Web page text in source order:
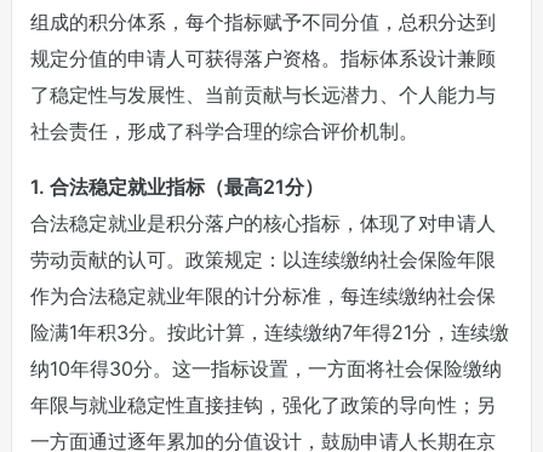
组成的积分体系，每个指标赋予不同分值，总积分达到
规定分值的申请人可获得落户资格。指标体系设计兼顾
了稳定性与发展性、当前贡献与长远潜力、个人能力与
社会责任，形成了科学合理的综合评价机制。
1. 合法稳定就业指标（最高21分）
合法稳定就业是积分落户的核心指标，体现了对申请人
劳动贡献的认可。政策规定：以连续缴纳社会保险年限
作为合法稳定就业年限的计分标准，每连续缴纳社会保
险满1年积3分。按此计算，连续缴纳7年得21分，连续缴
纳10年得30分。这一指标设置，一方面将社会保险缴纳
年限与就业稳定性直接挂钩，强化了政策的导向性；另
一方面通过逐年累加的分值设计，鼓励申请人长期在京